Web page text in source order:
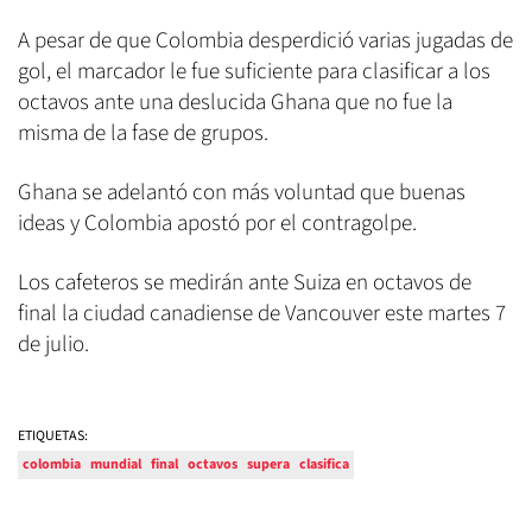
A pesar de que Colombia desperdició varias jugadas de
gol, el marcador le fue suficiente para clasificar a los
octavos ante una deslucida Ghana que no fue la
misma de la fase de grupos.
Ghana se adelantó con más voluntad que buenas
ideas y Colombia apostó por el contragolpe.
Los cafeteros se medirán ante Suiza en octavos de
final la ciudad canadiense de Vancouver este martes 7
de julio.
ETIQUETAS:
colombia mundial final octavos supera clasifica